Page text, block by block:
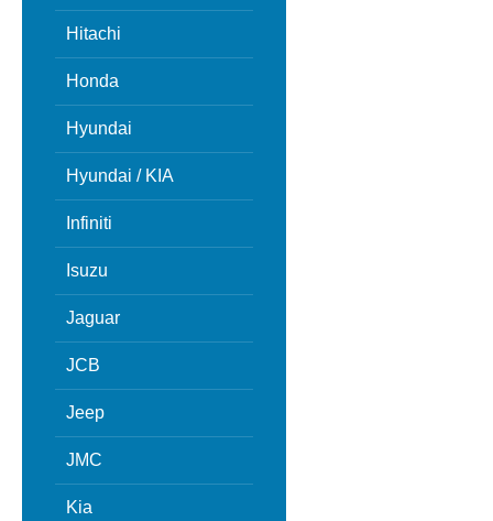
Hitachi
Honda
Hyundai
Hyundai / KIA
Infiniti
Isuzu
Jaguar
JCB
Jeep
JMC
Kia